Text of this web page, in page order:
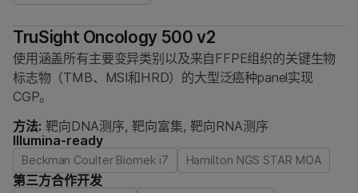
TruSight Oncology 500 v2
使用涵盖所有主要变异类别以及来自FFPE组织的关键生物
标志物（TMB、MSI和HRD）的大型泛癌种panel实现
CGP。
方法: 靶向DNA测序, 靶向富集, 靶向RNA测序
Illumina-ready
Beckman Coulter Biomek i7 Hamilton NGS STAR MOA
第三方合作开发